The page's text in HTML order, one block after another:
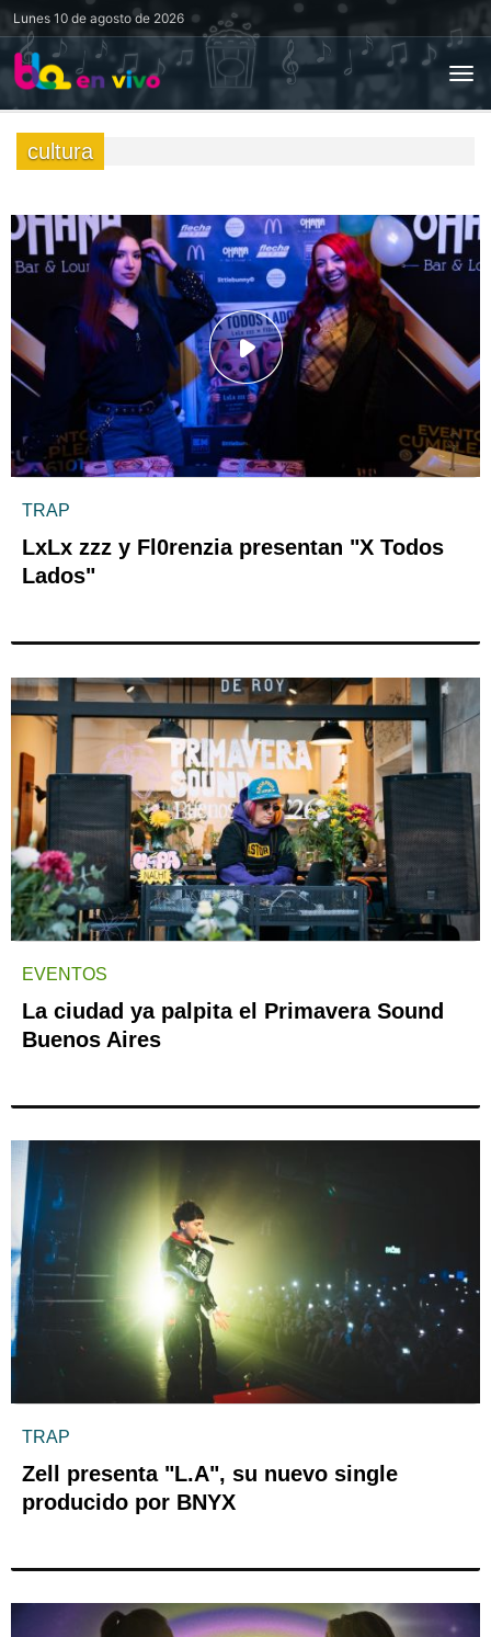
Lunes 10 de agosto de 2026
cultura
TRAP
LxLx zzz y Fl0renzia presentan "X Todos
Lados"
EVENTOS
La ciudad ya palpita el Primavera Sound
Buenos Aires
TRAP
Zell presenta "L.A", su nuevo single
producido por BNYX